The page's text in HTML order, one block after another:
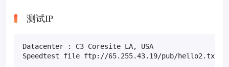
测试IP
Datacenter : C3 Coresite LA, USA
Speedtest file ftp://65.255.43.19/pub/hello2.txt